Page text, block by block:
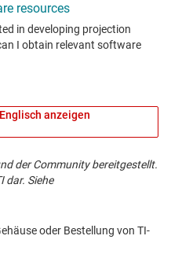
anzeigen
der Community bereitgestellt.
dar. Siehe
oder Bestellung von TI-